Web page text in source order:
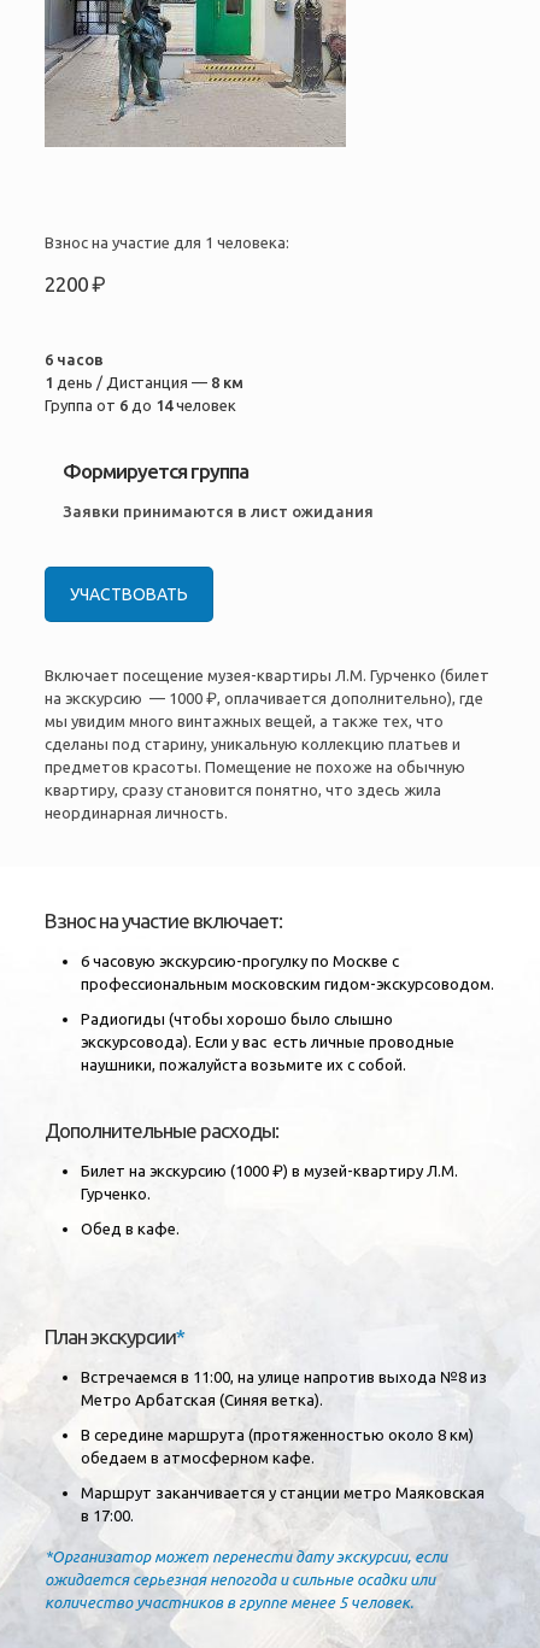
Взнос на участие для 1 человека:
2200 ₽
6 часов
1 день / Дистанция — 8 км
Группа от 6до 14человек
Формируется группа
Заявки принимаются в лист ожидания
УЧАСТВОВАТЬ
Включает посещение музея-квартиры Л.М. Гурченко (билет
на экскурсию — 1000 ₽, оплачивается дополнительно), где
мы увидим много винтажных вещей, а также тех, что
сделаны под старину, уникальную коллекцию платьев и
предметов красоты. Помещение не похоже на обычную
квартиру, сразу становится понятно, что здесь жила
неординарная личность.
Взнос на участие включает:
6 часовую экскурсию-прогулку по Москве с
профессиональным московским гидом-экскурсоводом.
Радиогиды (чтобы хорошо было слышно
экскурсовода). Если у вас есть личные проводные
наушники, пожалуйста возьмите их с собой.
Дополнительные расходы:
Билет на экскурсию (1000 ₽) в музей-квартиру Л.М.
Гурченко.
Обед в кафе.
План экскурсии*
Встречаемся в 11:00, на улице напротив выхода №8 из
Метро Арбатская (Синяя ветка).
В середине маршрута (протяженностью около 8 км)
обедаем в атмосферном кафе.
Маршрут заканчивается у станции метро Маяковская
в 17:00.
*Организатор может перенести дату экскурсии, если
ожидается серьезная непогода и сильные осадки или
количество участников в группе менее 5 человек.